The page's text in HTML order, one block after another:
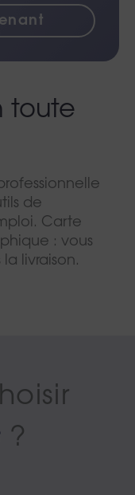
toute
de
Carte
: vous
livraison.
?